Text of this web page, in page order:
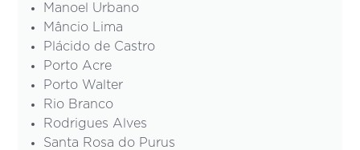
Manoel Urbano
Mâncio Lima
Plácido de Castro
Porto Acre
Porto Walter
Rio Branco
Rodrigues Alves
Santa Rosa do Purus